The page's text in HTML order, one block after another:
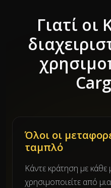
Γιατί οι
Όλοι οι
ταμπλό
Κάντε κράτηση με
χρησιμοποιείτε από